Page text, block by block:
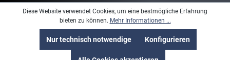
Diese Website verwendet Cookies, um eine bestmögliche Erfahrung
bieten zu können. Mehr Informationen ...
Nur technisch notwendige Konfigurieren